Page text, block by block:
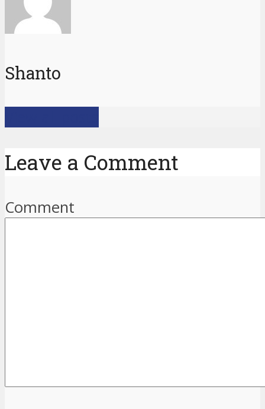
Shanto
Leave a Comment
Comment